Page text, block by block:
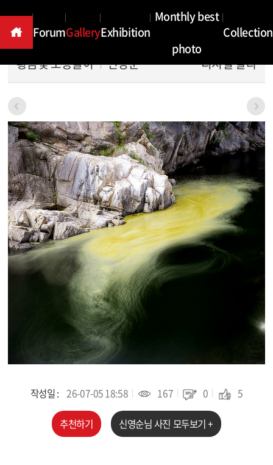
ForumGalleryExhibition
Monthly best
photo
Collection
황금빛 소용돌이 신영순 디지털 칼라
본문
작성일 : 26-07-05 18:58 167 0 5
추천하기 신영순님 사진 모두보기 +